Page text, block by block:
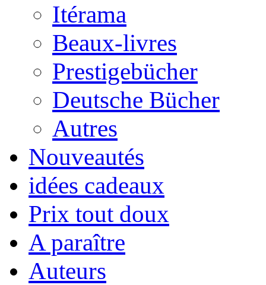
Itérama
Beaux-livres
Prestigebücher
Deutsche Bücher
Autres
Nouveautés
idées cadeaux
Prix tout doux
A paraître
Auteurs